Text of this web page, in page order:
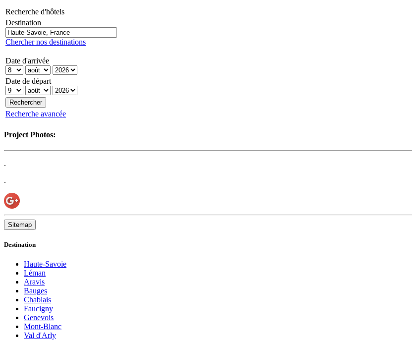
Recherche d'hôtels
Destination
Chercher nos destinations
Date d'arrivée
Date de départ
Recherche avancée
Project Photos:
.
.
Sitemap
Destination
Haute-Savoie
Léman
Aravis
Bauges
Chablais
Faucigny
Genevois
Mont-Blanc
Val d'Arly